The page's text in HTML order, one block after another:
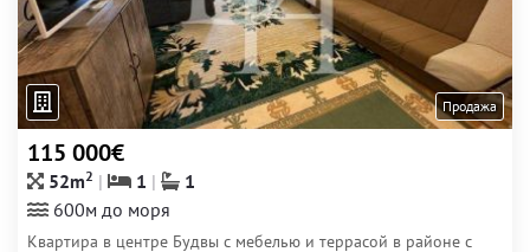
Продажа
115 000€
52m2 1
1
600м до моря
Квартира в центре Будвы с мебелью и террасой в районе с